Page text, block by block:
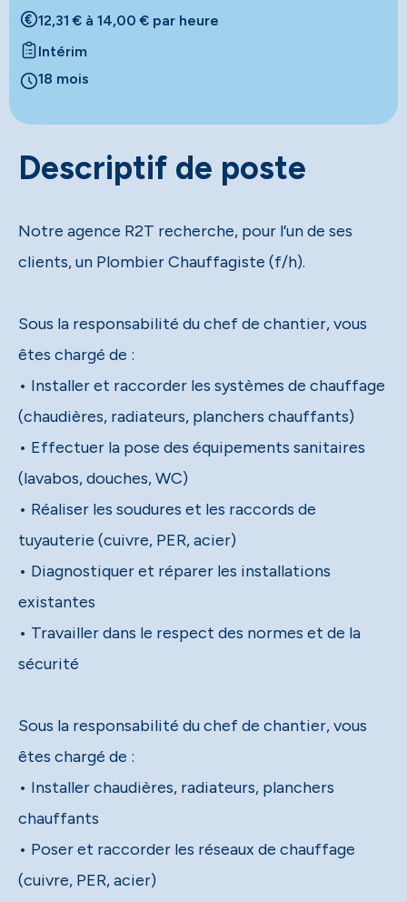
12,31 € à 14,00 € par heure
Intérim
18 mois
Descriptif de poste
Notre agence R2T recherche, pour l’un de ses
clients, un Plombier Chauffagiste (f/h).
Sous la responsabilité du chef de chantier, vous
êtes chargé de :
• Installer et raccorder les systèmes de chauffage
(chaudières, radiateurs, planchers chauffants)
• Effectuer la pose des équipements sanitaires
(lavabos, douches, WC)
• Réaliser les soudures et les raccords de
tuyauterie (cuivre, PER, acier)
• Diagnostiquer et réparer les installations
existantes
• Travailler dans le respect des normes et de la
sécurité
Sous la responsabilité du chef de chantier, vous
êtes chargé de :
• Installer chaudières, radiateurs, planchers
chauffants
• Poser et raccorder les réseaux de chauffage
(cuivre, PER, acier)